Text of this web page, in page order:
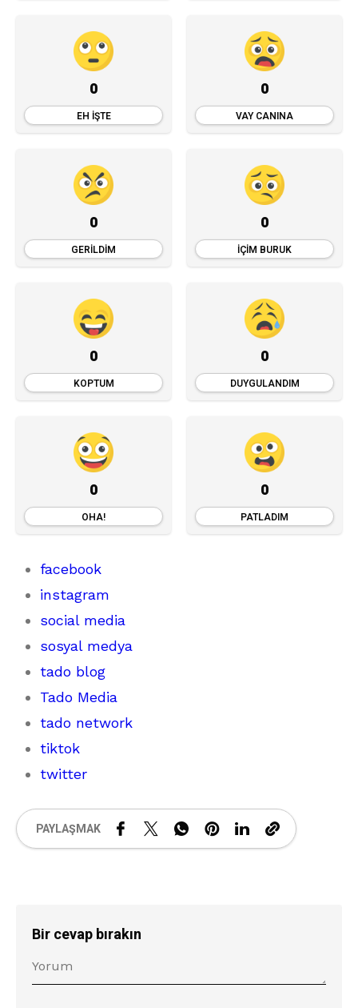
0
EH İŞTE
0
VAY CANINA
0
GERILDIM
0
İÇIM BURUK
0
KOPTUM
0
DUYGULANDIM
0
OHA!
0
PATLADIM
facebook
instagram
social media
sosyal medya
tado blog
Tado Media
tado network
tiktok
twitter
PAYLAŞMAK
Bir cevap bırakın